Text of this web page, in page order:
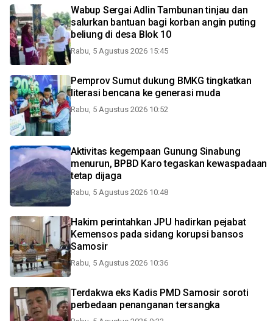
Wabup Sergai Adlin Tambunan tinjau dan
salurkan bantuan bagi korban angin puting
beliung di desa Blok 10
Rabu, 5 Agustus 2026 15:45
Pemprov Sumut dukung BMKG tingkatkan
literasi bencana ke generasi muda
Rabu, 5 Agustus 2026 10:52
Aktivitas kegempaan Gunung Sinabung
menurun, BPBD Karo tegaskan kewaspadaan
tetap dijaga
Rabu, 5 Agustus 2026 10:48
Hakim perintahkan JPU hadirkan pejabat
Kemensos pada sidang korupsi bansos
Samosir
Rabu, 5 Agustus 2026 10:36
Terdakwa eks Kadis PMD Samosir soroti
perbedaan penanganan tersangka